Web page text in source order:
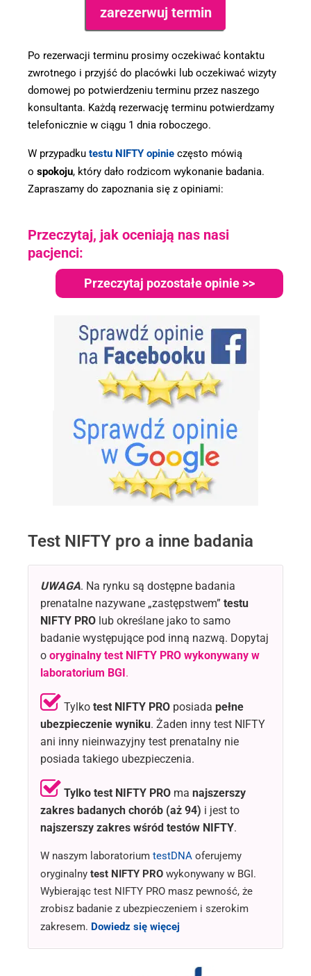
Po rezerwacji terminu prosimy oczekiwać kontaktu
zwrotnego i przyjść do placówki lub oczekiwać wizyty
domowej po potwierdzeniu terminu przez naszego
konsultanta. Każdą rezerwację terminu potwierdzamy
telefonicznie w ciągu 1 dnia roboczego.
W przypadku testu NIFTY opinie często mówią
o spokoju, który dało rodzicom wykonanie badania.
Zapraszamy do zapoznania się z opiniami:
Przeczytaj, jak oceniają nas nasi
pacjenci:
Przeczytaj pozostałe opinie >>
Test NIFTY pro a inne badania
UWAGA. Na rynku są dostępne badania
prenatalne nazywane „zastępstwem” testu
NIFTY PRO lub określane jako to samo
badanie występujące pod inną nazwą. Dopytaj
o oryginalny test NIFTY PRO wykonywany w
laboratorium BGI .
Tylko test NIFTY PRO posiada pełne
ubezpieczenie wyniku. Żaden inny test NIFTY
ani inny nieinwazyjny test prenatalny nie
posiada takiego ubezpieczenia.
Tylko test NIFTY PRO ma najszerszy
zakres badanych chorób (aż 94) i jest to
najszerszy zakres wśród testów NIFTY.
W naszym laboratorium testDNA oferujemy
oryginalny test NIFTY PRO wykonywany w BGI.
Wybierając test NIFTY PRO masz pewność, że
zrobisz badanie z ubezpieczeniem i szerokim
zakresem. Dowiedz się więcej